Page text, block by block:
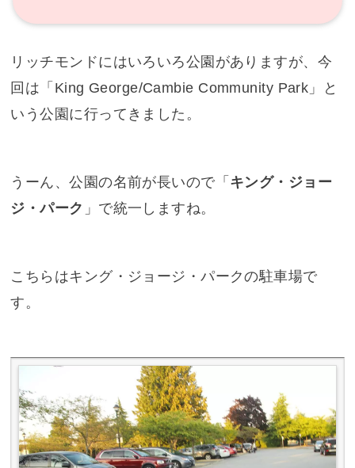
リッチモンドにはいろいろ公園がありますが、今
回は「King George/Cambie Community Park」と
いう公園に行ってきました。
うーん、公園の名前が長いので「 キング・ジョー
ジ・パーク 」で統一しますね。
こちらはキング・ジョージ・パークの駐車場で
す。